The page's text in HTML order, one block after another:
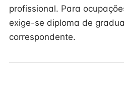
profissional. Para
exige-se diploma de
correspondente.